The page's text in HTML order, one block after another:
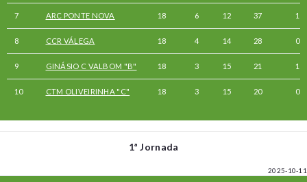
7 ARC PONTE NOVA 18 6 12 37 1
8 CCR VÁLEGA 18 4 14 28 0
9 GINÁSIO C VALBOM "B" 18 3 15 21 1
10 CTM OLIVEIRINHA "C" 18 3 15 20 0
1ª Jornada
2025-10-11